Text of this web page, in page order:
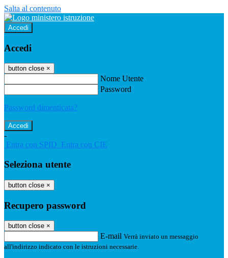
Salta al contenuto
Accedi
Accedi
button close ×
Nome Utente
Password
Password dimenticata?
-
Entra con SPID Entra con CIE
Seleziona utente
button close ×
Recupero password
button close ×
E-mail Verrà inviato un messaggio
all'indirizzo indicato con le istruzioni necessarie.